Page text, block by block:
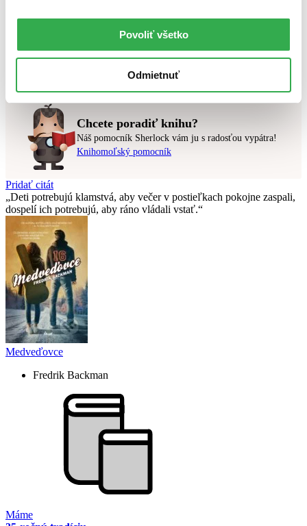
Povoliť všetko
Odmietnuť
Autor Tomáš Vilčekv zľave
Skúste prosím zmeniť vyhľadávaný výraz.
Chcete poradiť knihu?
Náš pomocník Sherlock vám ju s radosťou vypátra!
Knihomoľský pomocník
Pridať citát
Deti potrebujú klamstvá, aby večer v postieľkach pokojne zaspali,
dospelí ich potrebujú, aby ráno vládali vstať.
Medveďovce
Fredrik Backman
Máme